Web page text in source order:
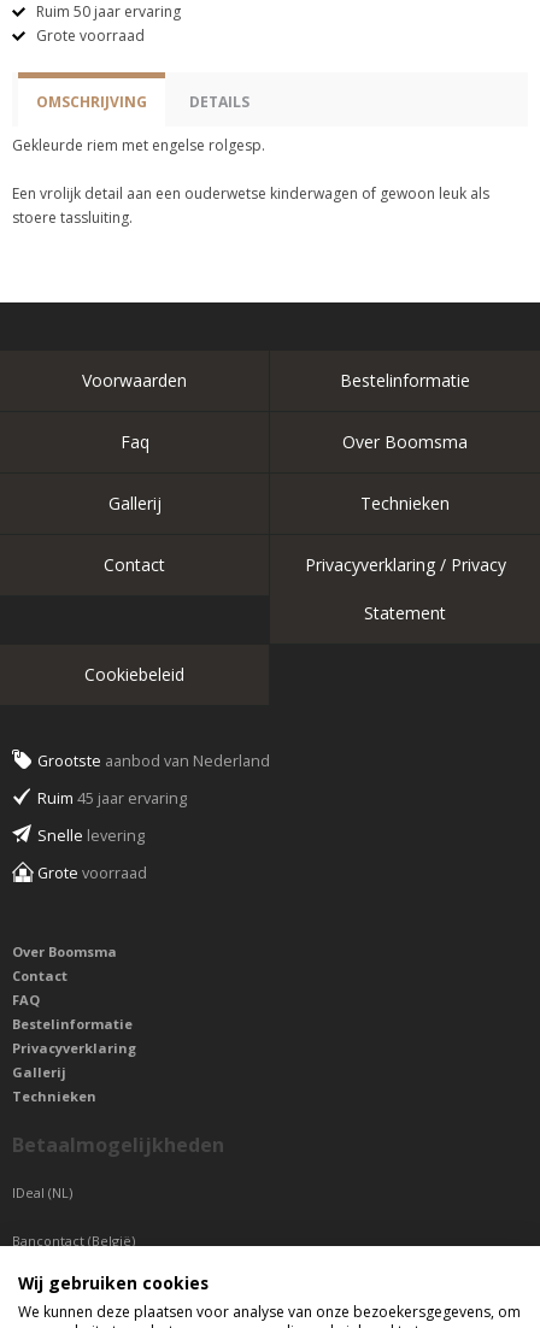
Ruim 50 jaar ervaring
Grote voorraad
OMSCHRIJVING DETAILS
Gekleurde riem met engelse rolgesp.
Een vrolijk detail aan een ouderwetse kinderwagen of gewoon leuk als
stoere tassluiting.
Voorwaarden Bestelinformatie
Faq Over Boomsma
Gallerij Technieken
Contact Privacyverklaring / Privacy
Statement
Cookiebeleid
Grootste aanbod van Nederland
Ruim 45 jaar ervaring
Snelle levering
Grote voorraad
Over Boomsma
Contact
FAQ
Bestelinformatie
Privacyverklaring
Gallerij
Technieken
Betaalmogelijkheden
IDeal (NL)
Bancontact (België)
Sepa betaling (Overige landen)
Wij gebruiken cookies
We kunnen deze plaatsen voor analyse van onze bezoekersgegevens, om